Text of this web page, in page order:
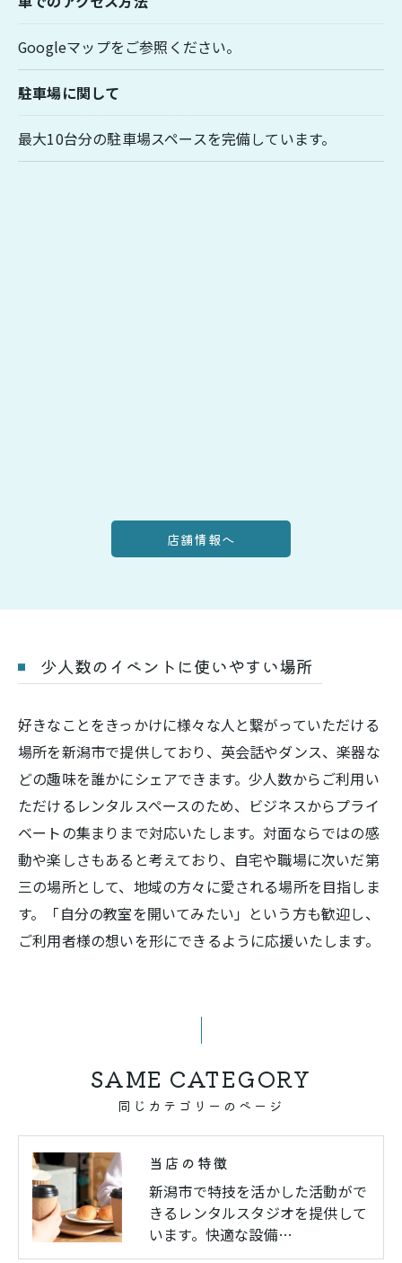
Googleマップをご参照ください。
駐車場に関して
最大10台分の駐車場スペースを完備しています。
店舗情報へ
少人数のイベントに使いやすい場所
好きなことをきっかけに様々な人と繋がっていただける
場所を新潟市で提供しており、英会話やダンス、楽器な
どの趣味を誰かにシェアできます。少人数からご利用い
ただけるレンタルスペースのため、ビジネスからプライ
ベートの集まりまで対応いたします。対面ならではの感
動や楽しさもあると考えており、自宅や職場に次いだ第
三の場所として、地域の方々に愛される場所を目指しま
す。「自分の教室を開いてみたい」という方も歓迎し、
ご利用者様の想いを形にできるように応援いたします。
同じカテゴリーのページ
SAME CATEGORY
当店の特徴
新潟市で特技を活かした活動がで
きるレンタルスタジオを提供して
います。快適な設備…